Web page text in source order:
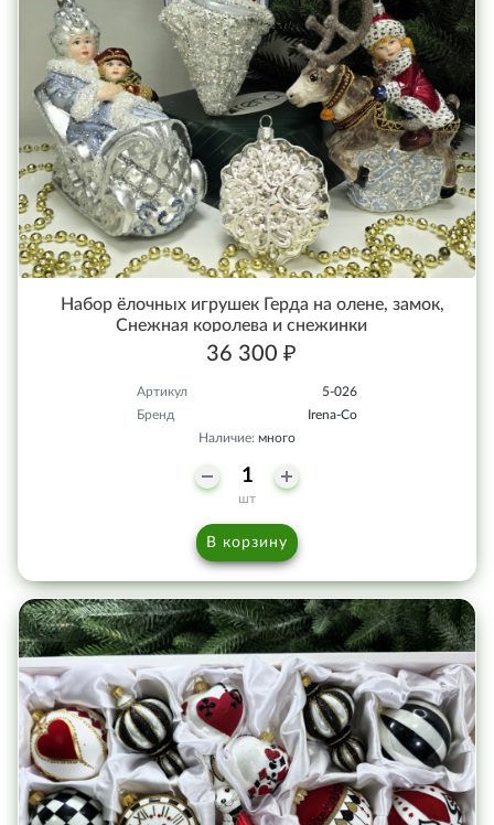
Набор ёлочных игрушек Герда на олене, замок,
Снежная королева и снежинки
36 300 ₽
Артикул
5-026
Бренд
Irena-Co
Наличие: много
шт
В корзину